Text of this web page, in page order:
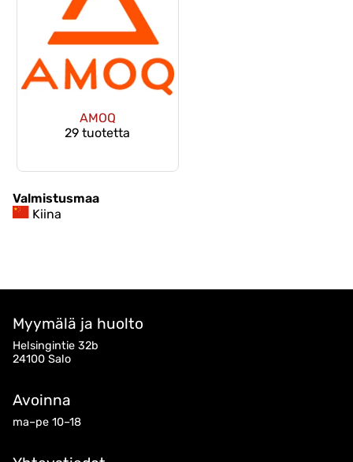
AMOQ
29 tuotetta
Valmistusmaa
Kiina
Myymälä ja huolto
Helsingintie 32b
24100 Salo
Avoinna
ma–pe 10–18